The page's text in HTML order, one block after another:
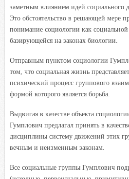
заметным влиянием идей социального
Это обстоятельство в решающей мере
понимание социологии как
базирующейся на законах биологии.
Отправным пунктом социологии
том, что социальная жизнь
психический процесс группового
формой которого является борьба.
Выдвигая в качестве объекта
Гумплович предлагал принять в
дисциплины систему движений этих
вечным и неизменным законам.
Все социальные группы Гумплович